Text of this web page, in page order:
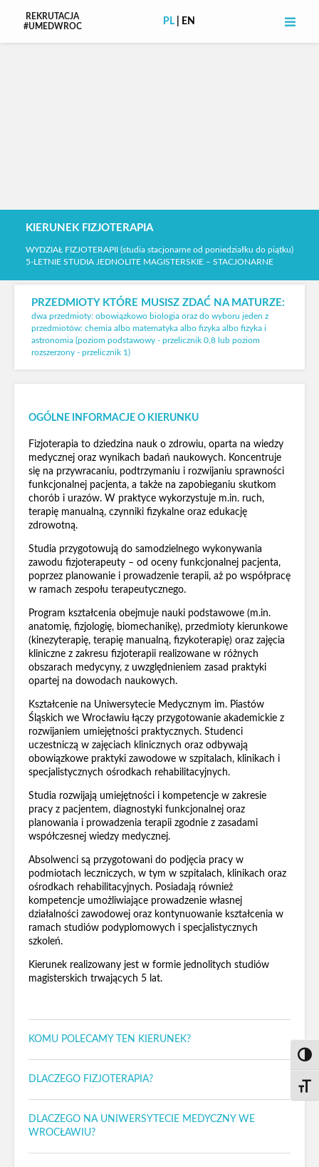
PL EN
REKRUTACJA
#UMEDWROC
KIERUNEK FIZJOTERAPIA
WYDZIAŁ FIZJOTERAPII (studia stacjonarne od poniedziałku do piątku)
5-LETNIE STUDIA JEDNOLITE MAGISTERSKIE – STACJONARNE
PRZEDMIOTY KTÓRE MUSISZ ZDAĆ NA MATURZE:
dwa przedmioty: obowiązkowo biologia oraz do wyboru jeden z
przedmiotów: chemia albo matematyka albo fizyka albo fizyka i
astronomia (poziom podstawowy - przelicznik 0,8 lub poziom
rozszerzony - przelicznik 1)
OGÓLNE INFORMACJE O KIERUNKU
Fizjoterapia to dziedzina nauk o zdrowiu, oparta na wiedzy
medycznej oraz wynikach badań naukowych. Koncentruje
się na przywracaniu, podtrzymaniu i rozwijaniu sprawności
funkcjonalnej pacjenta, a także na zapobieganiu skutkom
chorób i urazów. W praktyce wykorzystuje m.in. ruch,
terapię manualną, czynniki fizykalne oraz edukację
zdrowotną.
Studia przygotowują do samodzielnego wykonywania
zawodu fizjoterapeuty – od oceny funkcjonalnej pacjenta,
poprzez planowanie i prowadzenie terapii, aż po współpracę
w ramach zespołu terapeutycznego.
Program kształcenia obejmuje nauki podstawowe (m.in.
anatomię, fizjologię, biomechanikę), przedmioty kierunkowe
(kinezyterapię, terapię manualną, fizykoterapię) oraz zajęcia
kliniczne z zakresu fizjoterapii realizowane w różnych
obszarach medycyny, z uwzględnieniem zasad praktyki
opartej na dowodach naukowych.
Kształcenie na Uniwersytecie Medycznym im. Piastów
Śląskich we Wrocławiu łączy przygotowanie akademickie z
rozwijaniem umiejętności praktycznych. Studenci
uczestniczą w zajęciach klinicznych oraz odbywają
obowiązkowe praktyki zawodowe w szpitalach, klinikach i
specjalistycznych ośrodkach rehabilitacyjnych.
Studia rozwijają umiejętności i kompetencje w zakresie
pracy z pacjentem, diagnostyki funkcjonalnej oraz
planowania i prowadzenia terapii zgodnie z zasadami
współczesnej wiedzy medycznej.
Absolwenci są przygotowani do podjęcia pracy w
podmiotach leczniczych, w tym w szpitalach, klinikach oraz
ośrodkach rehabilitacyjnych. Posiadają również
kompetencje umożliwiające prowadzenie własnej
działalności zawodowej oraz kontynuowanie kształcenia w
ramach studiów podyplomowych i specjalistycznych
szkoleń.
Kierunek realizowany jest w formie jednolitych studiów
magisterskich trwających 5 lat.
KOMU POLECAMY TEN KIERUNEK?
DLACZEGO FIZJOTERAPIA?
DLACZEGO NA UNIWERSYTECIE MEDYCZNY WE
WROCŁAWIU?